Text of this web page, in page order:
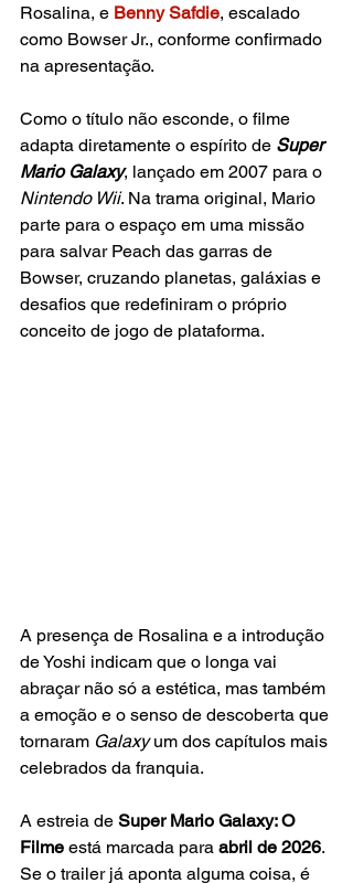
Rosalina, e Benny Safdie, escalado
como Bowser Jr., conforme confirmado
na apresentação.
Como o título não esconde, o filme
adapta diretamente o espírito de Super
Mario Galaxy, lançado em 2007 para o
Nintendo Wii. Na trama original, Mario
parte para o espaço em uma missão
para salvar Peach das garras de
Bowser, cruzando planetas, galáxias e
desafios que redefiniram o próprio
conceito de jogo de plataforma.
A presença de Rosalina e a introdução
de Yoshi indicam que o longa vai
abraçar não só a estética, mas também
a emoção e o senso de descoberta que
tornaram Galaxy um dos capítulos mais
celebrados da franquia.
A estreia de Super Mario Galaxy: O
Filme está marcada para abril de 2026.
Se o trailer já aponta alguma coisa, é